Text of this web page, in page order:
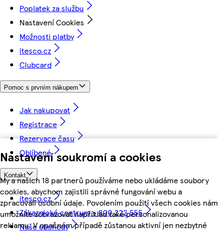
Nastavení soukromí a cookies
My a našich 18 partnerů používáme nebo ukládáme soubory
cookies, abychom zajistili správné fungování webu a
zpracovali osobní údaje. Povolením použití všech cookies nám
umožníte zobrazovat například také personalizovanou
reklamu. V opačném případě zůstanou aktivní jen nezbytné
Poplatek za službu
Nastavení Cookies
Možnosti platby
itesco.cz
Clubcard
Pomoc s prvním nákupem
Jak nakupovat
Registrace
Rezervace času
Oblíbené
Kontakt
itesco.cz
Zákaznické centrum - 800 222 555
Naše obchody